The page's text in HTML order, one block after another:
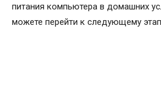
питания компьютера в домашних
можете перейти к следующему